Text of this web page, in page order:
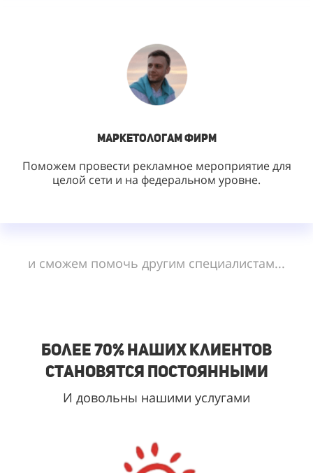
Маркетологам фирм
Поможем провести рекламное мероприятие для
целой сети и на федеральном уровне.
и сможем помочь другим специалистам...
Более 70% наших клиентов
становятся постоянными
И довольны нашими услугами